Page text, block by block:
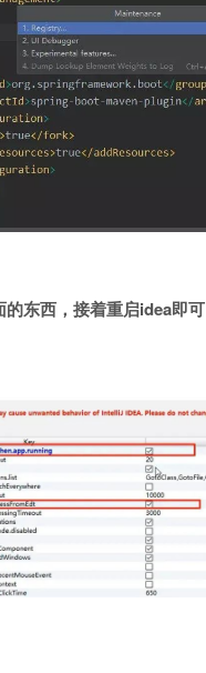
的东西，接着重启idea即可